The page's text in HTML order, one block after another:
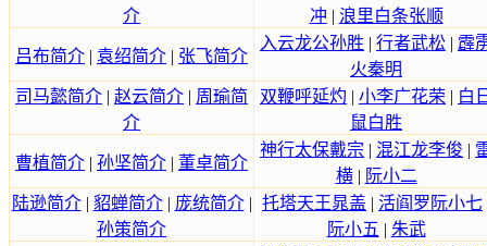
介
冲 | 浪里白条张顺
吕布简介 | 袁绍简介 | 张飞简介
入云龙公孙胜 | 行者武松 | 霹
火秦明
司马懿简介 | 赵云简介 | 周瑜简
介
双鞭呼延灼 | 小李广花荣 | 白
鼠白胜
曹植简介 | 孙坚简介 | 董卓简介
神行太保戴宗 | 混江龙李俊 |
横| 阮小二
陆逊简介| 貂蝉简介| 庞统简介|
孙策简介
托塔天王晁盖 | 活阎罗阮小七
阮小五 | 朱武